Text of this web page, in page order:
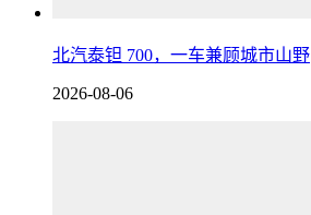
北汽泰钽 700，一车兼顾城市山野
2026-08-06